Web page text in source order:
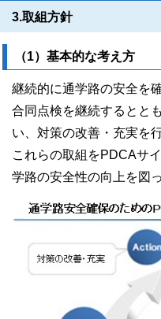
3.取組方針
（1）基本的な考え方
継続的に通学路の安全を
合同点検を継続するとと
い、対策の改善・充実を
これらの取組をPDCAサ
学路の安全性の向上を図